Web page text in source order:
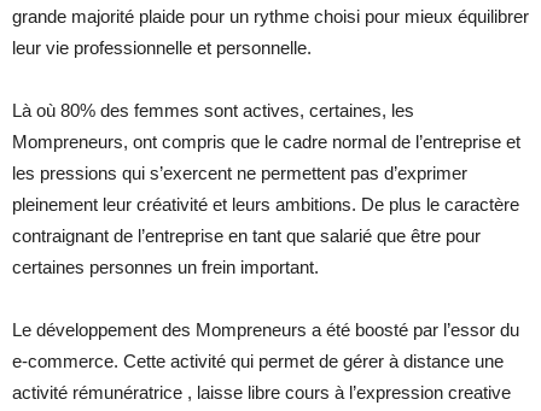
grande majorité plaide pour un rythme choisi pour mieux équilibrer
leur vie professionnelle et personnelle.
Là où 80% des femmes sont actives, certaines, les
Mompreneurs, ont compris que le cadre normal de l’entreprise et
les pressions qui s’exercent ne permettent pas d’exprimer
pleinement leur créativité et leurs ambitions. De plus le caractère
contraignant de l’entreprise en tant que salarié que être pour
certaines personnes un frein important.
Le développement des Mompreneurs a été boosté par l’essor du
e-commerce. Cette activité qui permet de gérer à distance une
activité rémunératrice , laisse libre cours à l’expression creative